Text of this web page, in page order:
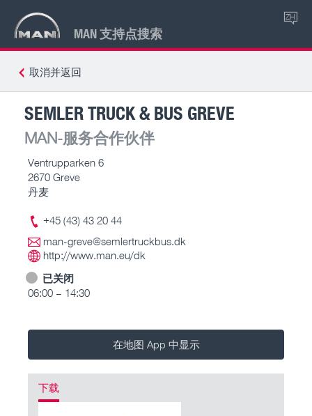
MAN 支持点搜索
ZH
取消并返回
SEMLER TRUCK & BUS GREVE
MAN-服务合作伙伴
Ventrupparken 6
2670 Greve
丹麦
+45 (43) 43 20 44
man-greve@semlertruckbus.dk
http://www.man.eu/dk
已关闭
06:00 – 14:30
在地图 App 中显示
下载